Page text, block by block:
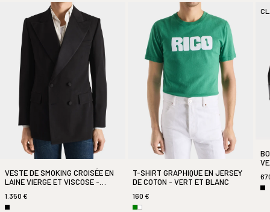
VESTE DE SMOKING CROISÉE EN
LAINE VIERGE ET VISCOSE -
1.350 €
T-SHIRT GRAPHIQUE EN JERSEY
DE COTON - VERT ET BLANC
160 €